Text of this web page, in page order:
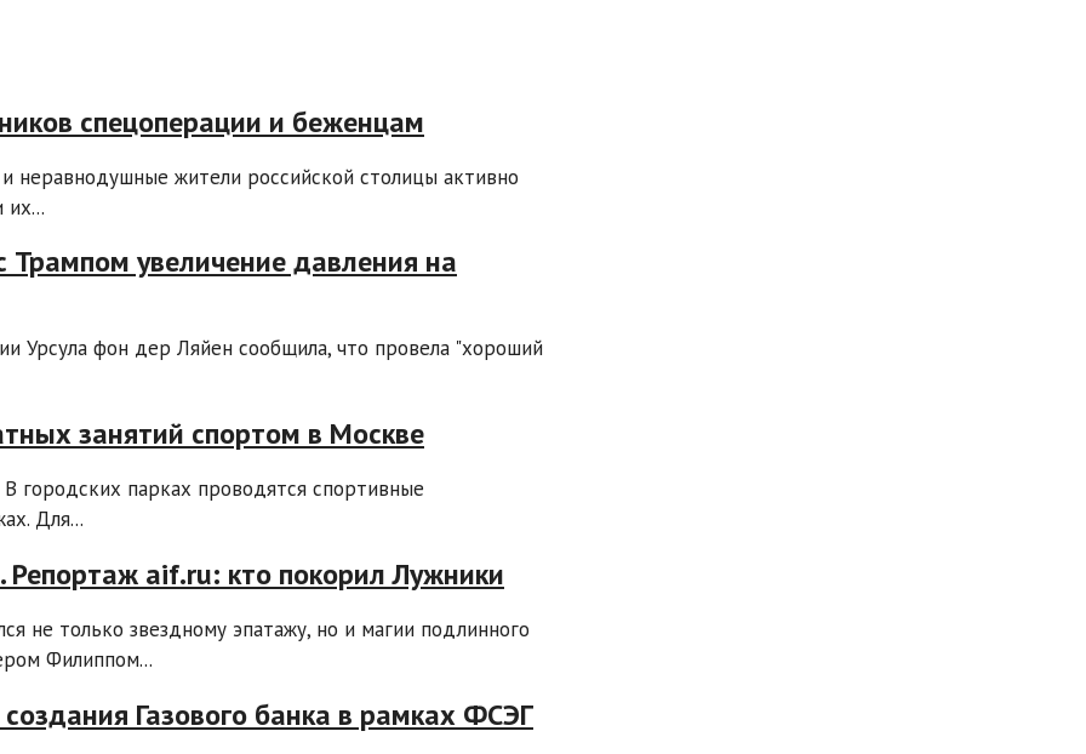
спецоперации и беженцам
жители российской столицы активно
их...
увеличение давления на
Урсула фон дер Ляйен сообщила, что провела "хороший
занятий спортом в Москве
городских парках проводятся спортивные
Для...
aif.ru: кто покорил Лужники
не только звездному эпатажу, но и магии подлинного
Филиппом...
Газового банка в рамках ФСЭГ